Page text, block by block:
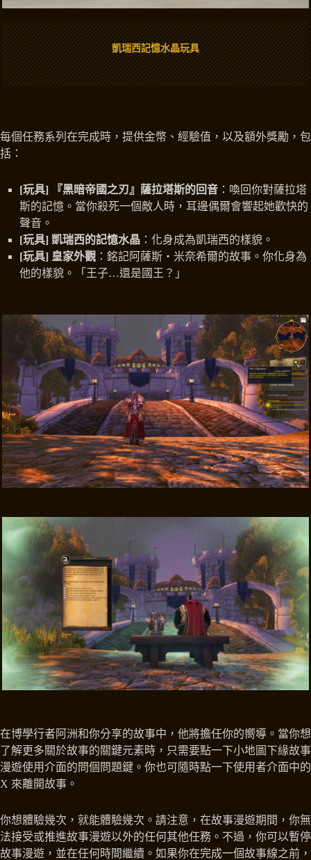
凱瑞西記憶水晶玩具
每個任務系列在完成時，提供金幣、經驗值，以及額外獎勵，包
括：
[玩具] 『黑暗帝國之刃』薩拉塔斯的回音 ：喚回你對薩拉塔
斯的記憶。當你殺死一個敵人時，耳邊偶爾會響起她歡快的
聲音。
[玩具] 凱瑞西的記憶水晶 ：化身成為凱瑞西的樣貌。
[玩具] 皇家外觀 ：銘記阿薩斯‧米奈希爾的故事。你化身為
他的樣貌。「王子…還是國王？」
在博學行者阿洲和你分享的故事中，他將擔任你的嚮導。當你想
了解更多關於故事的關鍵元素時，只需要點一下小地圖下緣故事
漫遊使用介面的問個問題鍵。你也可隨時點一下使用者介面中的
X 來離開故事。
你想體驗幾次，就能體驗幾次。請注意，在故事漫遊期間，你無
法接受或推進故事漫遊以外的任何其他任務。不過，你可以暫停
故事漫遊，並在任何時間繼續。如果你在完成一個故事線之前，